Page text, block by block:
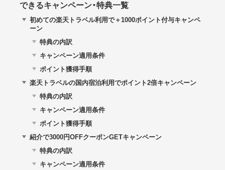
できるキャンペーン・特典一覧
初めての楽天トラベル利用で＋1000ポイント付与キャンペ
ーン
特典の内訳
キャンペーン適用条件
ポイント獲得手順
楽天トラベルの国内宿泊利用でポイント2倍キャンペーン
特典の内訳
キャンペーン適用条件
ポイント獲得手順
紹介で3000円OFFクーポンGETキャンペーン
特典の内訳
キャンペーン適用条件